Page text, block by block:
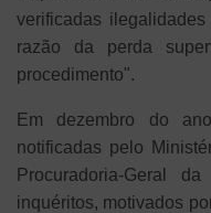
verificadas
razão da perda
procedimento".
Em dezembro do
notificadas pelo
Procuradoria-Geral
inquéritos, motivados